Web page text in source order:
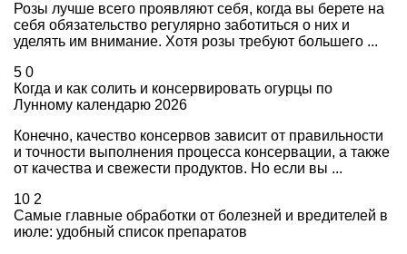
Розы лучше всего проявляют себя, когда вы берете на
себя обязательство регулярно заботиться о них и
уделять им внимание. Хотя розы требуют большего ...
5 0
Когда и как солить и консервировать огурцы по
Лунному календарю 2026
Конечно, качество консервов зависит от правильности
и точности выполнения процесса консервации, а также
от качества и свежести продуктов. Но если вы ...
10 2
Самые главные обработки от болезней и вредителей в
июле: удобный список препаратов